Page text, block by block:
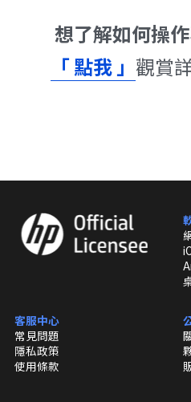
想了解如何操
「 點我 」 觀賞
客服中心
常見問題
隱私政策
使用條款